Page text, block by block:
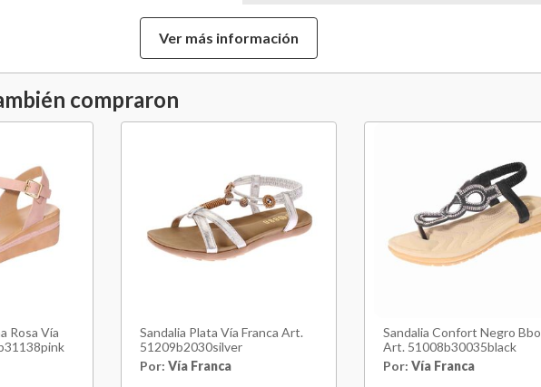
Ver más información
compraron
Rosa Vía
Sandalia Plata Vía Franca Art.
51209b2030silver
Por: Vía Franca
Sandalia Confort Negro Bbo
Art. 51008b30035black
Por: Vía Franca